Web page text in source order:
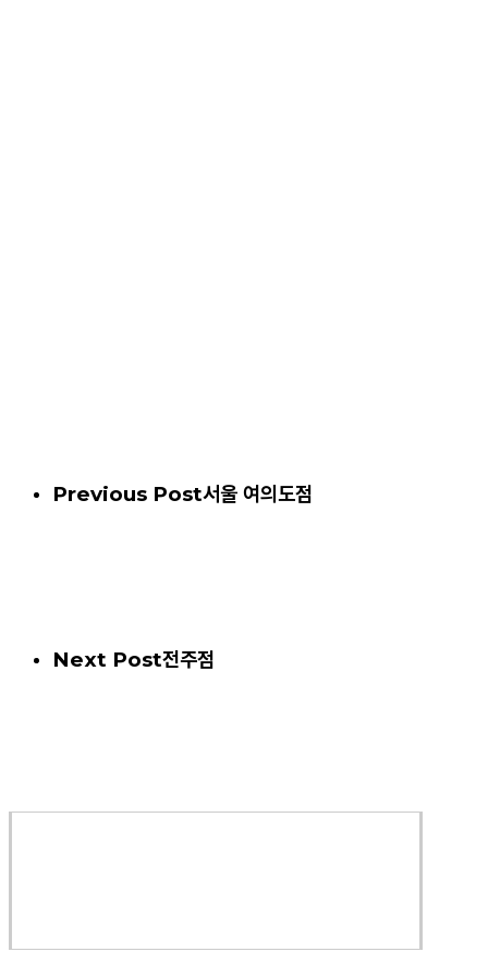
Previous Post서울 여의도점
Next Post전주점